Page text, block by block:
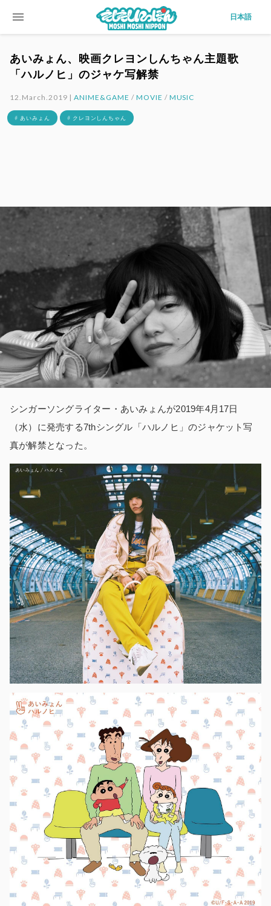
menu 日本語
あいみょん、映画クレヨンしんちゃん主題歌
「ハルノヒ」のジャケ写解禁
12.March.2019 |ANIME&GAME / MOVIE / MUSIC
# あいみょん # クレヨンしんちゃん
シンガーソングライター・あいみょんが2019年4月17日
（水）に発売する7thシングル「ハルノヒ」のジャケット写
真が解禁となった。